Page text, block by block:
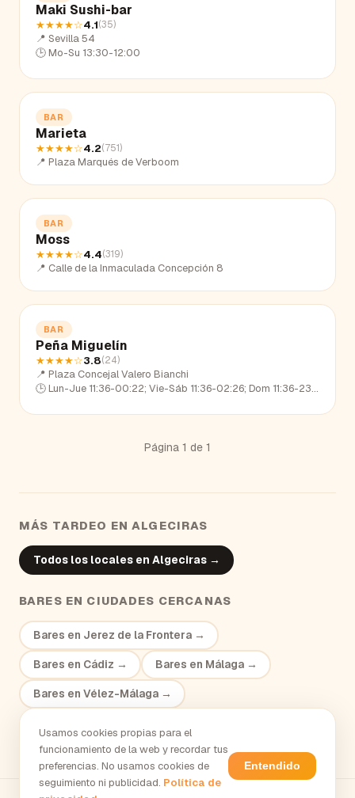
Maki Sushi-bar
★★★★☆4.1(35)
📍 Sevilla 54
🕒 Mo-Su 13:30-12:00
BAR
Marieta
★★★★☆4.2(751)
📍 Plaza Marqués de Verboom
BAR
Moss
★★★★☆4.4(319)
📍 Calle de la Inmaculada Concepción 8
BAR
Peña Miguelín
★★★★☆3.8(24)
📍 Plaza Concejal Valero Bianchi
🕒 Lun-Jue 11:36-00:22; Vie-Sáb 11:36-02:26; Dom 11:36-23:03
Página 1 de 1
MÁS TARDEO ENALGECIRAS
Todos los locales en Algeciras→
BARES EN CIUDADES CERCANAS
Bares en Jerez de la Frontera→
Bares en Cádiz → Bares en Málaga→
Bares en Vélez-Málaga→
Usamos cookies propias para el
funcionamiento de la web y recordar tus
preferencias. No usamos cookies de
seguimiento ni publicidad. Política de
Entendido